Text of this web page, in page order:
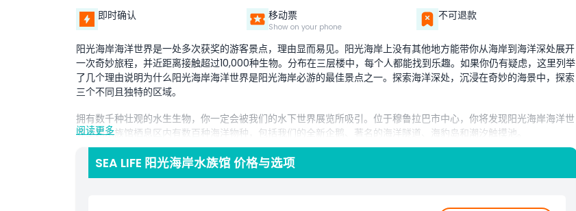
即时确认
移动票
Show on your phone
不可退款
阳光海岸海洋世界是一处多次获奖的游客景点，理由显而易见。阳光海岸上没有其他地方能带你从海岸到海洋深处展开
一次奇妙旅程，并近距离接触超过10,000种生物。分布在三层楼中，每个人都能找到乐趣。如果你仍有疑虑，这里列举
了几个理由说明为什么阳光海岸海洋世界是阳光海岸必游的最佳景点之一。探索海洋深处，沉浸在奇妙的海景中，探索
三个不同且独特的区域。
拥有数千种壮观的水生生物，你一定会被我们的水下世界展览所吸引。位于穆鲁拉巴市中心，你将发现阳光海岸海洋世
界主题水族馆栖息区内有数百种海洋物种，包括我们的全新企鹅、著名的海洋隧道、海豹岛和潮汐触摸池。
近距离观赏超过10,000种生物，包括澳大利亚最大的水母收藏之一
阅读更多
SEA LIFE 阳光海岸水族馆 价格与选项